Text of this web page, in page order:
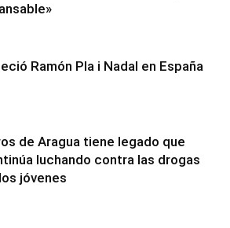
Ramón Pla i Nadal en España
de Aragua tiene legado que
luchando contra las drogas
jóvenes